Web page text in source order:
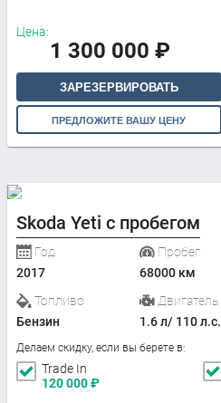
Цена:
1 300 000 ₽
ЗАРЕЗЕРВИРОВАТЬ
ПРЕДЛОЖИТЕ ВАШУ ЦЕНУ
Skoda Yeti с пробегом
Год
2017
Пробег
68000 км
Топливо
Бензин
Двигатель
1.6 л/ 110 л.с.
Делаем скидку, если вы берете в:
Trade In
120 000₽